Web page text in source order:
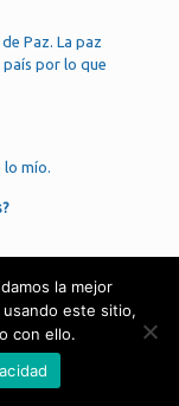
Paz. La paz
por lo que
mío.
o no sucedió,
él sabía lo de
la mejor
este sitio,
con ello.